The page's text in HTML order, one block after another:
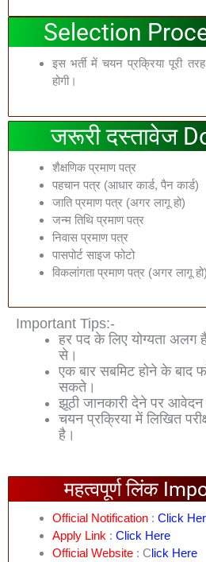
Selection
इस भर्ती में चयन प्रक्रिया पूरी
होगी।
जरूरी दस्तावेज
शैक्षणिक प्रमाण पत्र
पहचान पत्र (आधार कार्ड, पैन कार्ड)
जाति प्रमाण पत्र (अगर लागू हो)
जन्म तिथि प्रमाण पत्र
निवास प्रमाण पत्र
पासपोर्ट साइज फोटो
विकलांगता प्रमाण पत्र (अगर लागू हो)
Important Tips:-
हर पद के लिए योग्यता अलग
से।
एक बार सबमिट होने के बाद
सकते।
झूठी जानकारी देने पर आवेदन
चयन प्रक्रिया में लिखित
है।
महत्वपूर्ण लिंक
Official Notification: Click
Apply Link : Click Here
Official Website: CLick Here